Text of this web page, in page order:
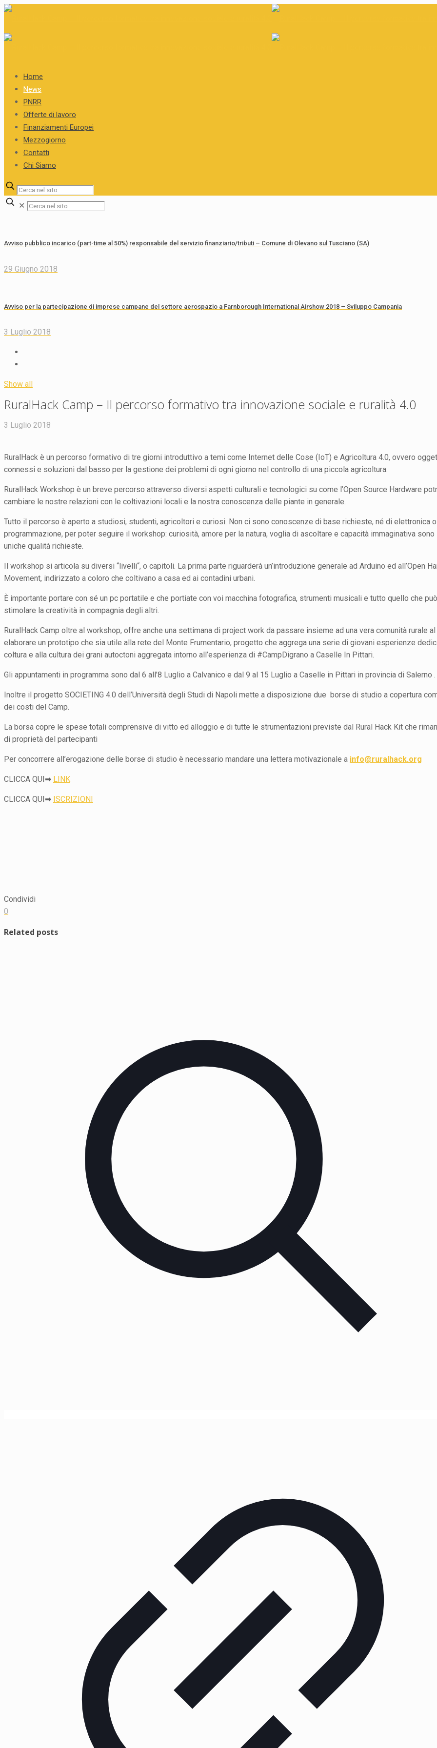
Home
News
PNRR
Offerte di lavoro
Finanziamenti Europei
Mezzogiorno
Contatti
Chi Siamo
✕
Avviso pubblico incarico (part-time al 50%) responsabile del servizio finanziario/tributi – Comune di Olevano sul Tusciano (SA)
29 Giugno 2018
Avviso per la partecipazione di imprese campane del settore aerospazio a Farnborough International Airshow 2018 – Sviluppo Campania
3 Luglio 2018
Show all
RuralHack Camp – Il percorso formativo tra innovazione sociale e ruralità 4.0
3 Luglio 2018
RuralHack è un percorso formativo di tre giorni introduttivo a temi come Internet delle Cose (IoT) e Agricoltura 4.0, ovvero
connessi e soluzioni dal basso per la gestione dei problemi di ogni giorno nel controllo di una piccola agricoltura.
RuralHack Workshop è un breve percorso attraverso diversi aspetti culturali e tecnologici su come l’Open Source Hardware
cambiare le nostre relazioni con le coltivazioni locali e la nostra conoscenza delle piante in generale.
Tutto il percorso è aperto a studiosi, studenti, agricoltori e curiosi. Non ci sono conoscenze di base richieste, né di elettronica
programmazione, per poter seguire il workshop: curiosità, amore per la natura, voglia di ascoltare e capacità immaginativa sono
uniche qualità richieste.
Il workshop si articola su diversi “livelli“, o capitoli. La prima parte riguarderà un’introduzione generale ad Arduino ed all’Open
Movement, indirizzato a coloro che coltivano a casa ed ai contadini urbani.
È importante portare con sé un pc portatile e che portiate con voi macchina fotografica, strumenti musicali e tutto quello che può
stimolare la creatività in compagnia degli altri.
RuralHack Camp oltre al workshop, offre anche una settimana di project work da passare insieme ad una vera comunità rurale
elaborare un prototipo che sia utile alla rete del Monte Frumentario, progetto che aggrega una serie di giovani esperienze
coltura e alla cultura dei grani autoctoni aggregata intorno all’esperienza di #CampDigrano a Caselle In Pittari.
Gli appuntamenti in programma sono dal 6 all’8 Luglio a Calvanico e dal 9 al 15 Luglio a Caselle in Pittari in provincia di Salerno .
Inoltre il progetto SOCIETING 4.0 dell’Università degli Studi di Napoli mette a disposizione due borse di studio a copertura
dei costi del Camp.
La borsa copre le spese totali comprensive di vitto ed alloggio e di tutte le strumentazioni previste dal Rural Hack Kit che
di proprietà del partecipanti
Per concorrere all’erogazione delle borse di studio è necessario mandare una lettera motivazionale a info@ruralhack.org
CLICCA QUI➡ LINK
CLICCA QUI➡ ISCRIZIONI
Condividi
0
Related posts